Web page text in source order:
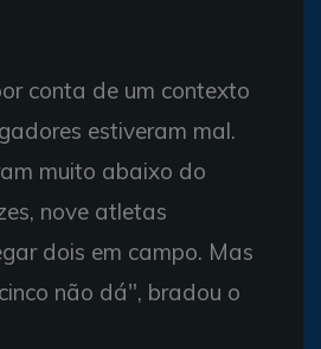
conta de um contexto
estiveram mal.
muito abaixo do
nove atletas
dois em campo. Mas
não dá", bradou o